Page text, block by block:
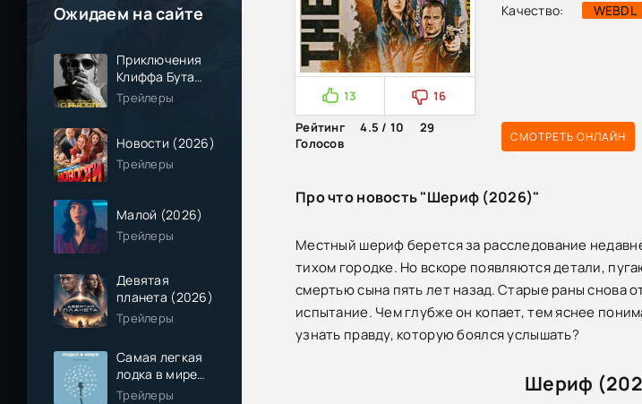
Ожидаем на сайте
Приключения
Клиффа Бута
(2026)
Трейлеры
Новости (2026)
Трейлеры
Малой (2026)
Трейлеры
Девятая
планета (2026)
Трейлеры
Самая легкая
лодка в мире
(2026)
Трейлеры
Качество:
WEBDL
13
16
Рейтинг
4.5 / 10
29
Голосов
СМОТРЕТЬ ОНЛАЙН
Про что новость "Шериф (2026)"
Местный шериф берется за расследование
тихом городке. Но вскоре появляются детали,
смертью сына пять лет назад. Старые раны снова
испытание. Чем глубже он копает, тем яснее
узнать правду, которую боялся услышать?
Шериф